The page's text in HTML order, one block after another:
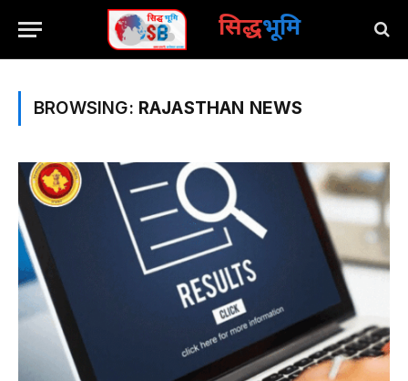
सिद्धभूमि
BROWSING: RAJASTHAN NEWS